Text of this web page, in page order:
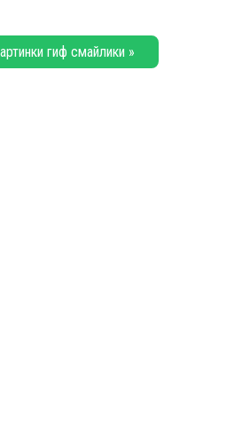
гиф смайлики »